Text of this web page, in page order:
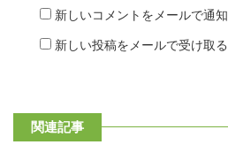
新しいコメントをメールで通知
新しい投稿をメールで受け取る
関連記事